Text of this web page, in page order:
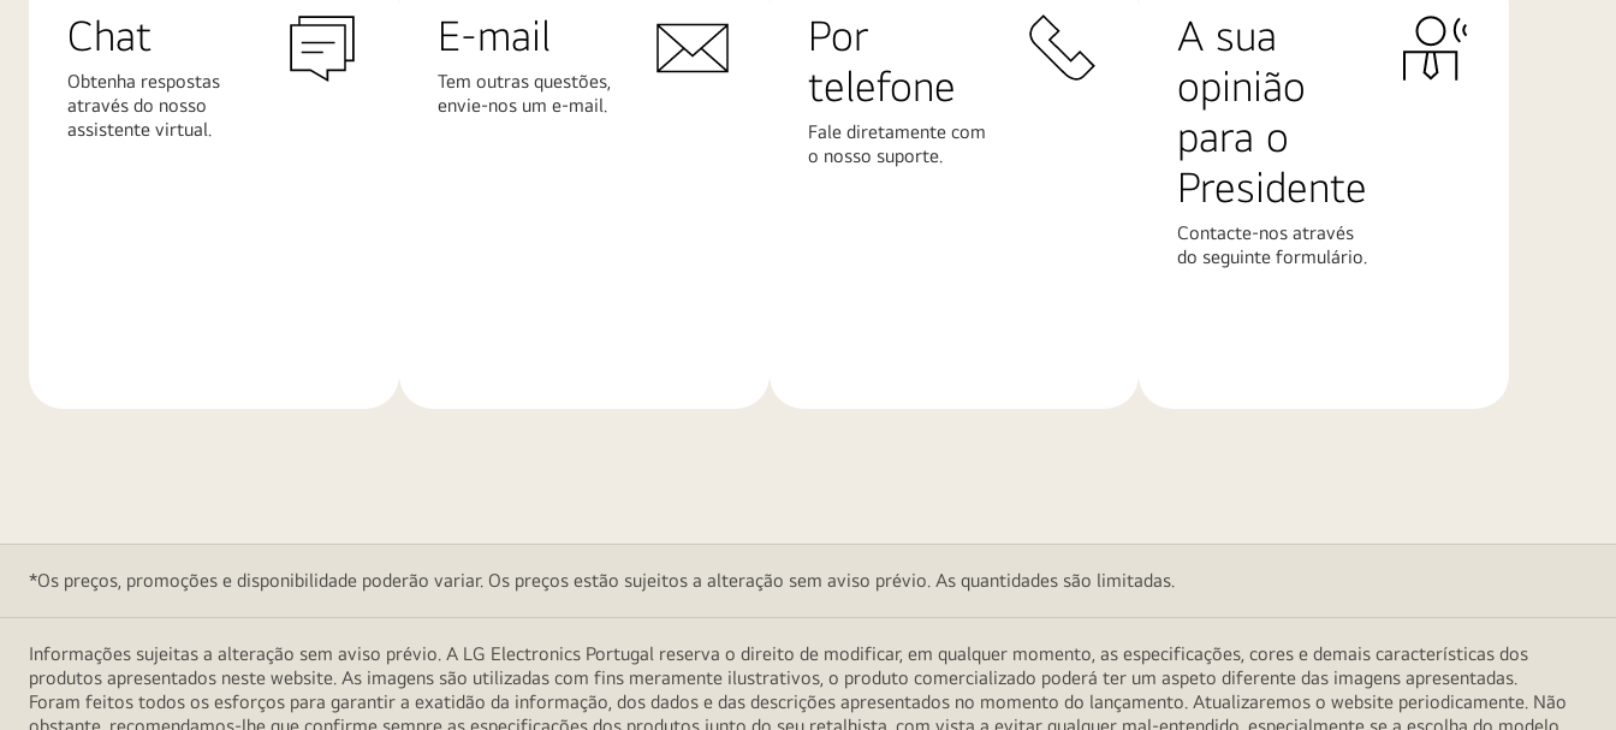
Chat
Obtenha respostas
através do nosso
assistente virtual.
E-mail
Tem outras questões,
envie-nos um e-mail.
Por
telefone
Fale diretamente com
o nosso suporte.
A sua
opinião
para o
Presidente
Contacte-nos através
do seguinte formulário.
*Os preços, promoções e disponibilidade poderão variar. Os preços estão sujeitos a alteração sem aviso prévio. As quantidades são limitadas.
Informações sujeitas a alteração sem aviso prévio. A LG Electronics Portugal reserva o direito de modificar, em qualquer momento, as especificações, cores e demais características dos
produtos apresentados neste website. As imagens são utilizadas com fins meramente ilustrativos, o produto comercializado poderá ter um aspeto diferente das imagens apresentadas.
Foram feitos todos os esforços para garantir a exatidão da informação, dos dados e das descrições apresentados no momento do lançamento. Atualizaremos o website periodicamente. Não